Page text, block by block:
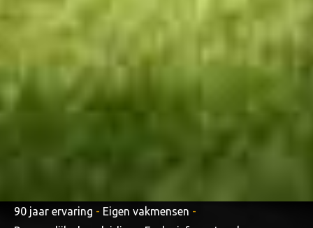
90 jaar ervaring - Eigen vakmensen -